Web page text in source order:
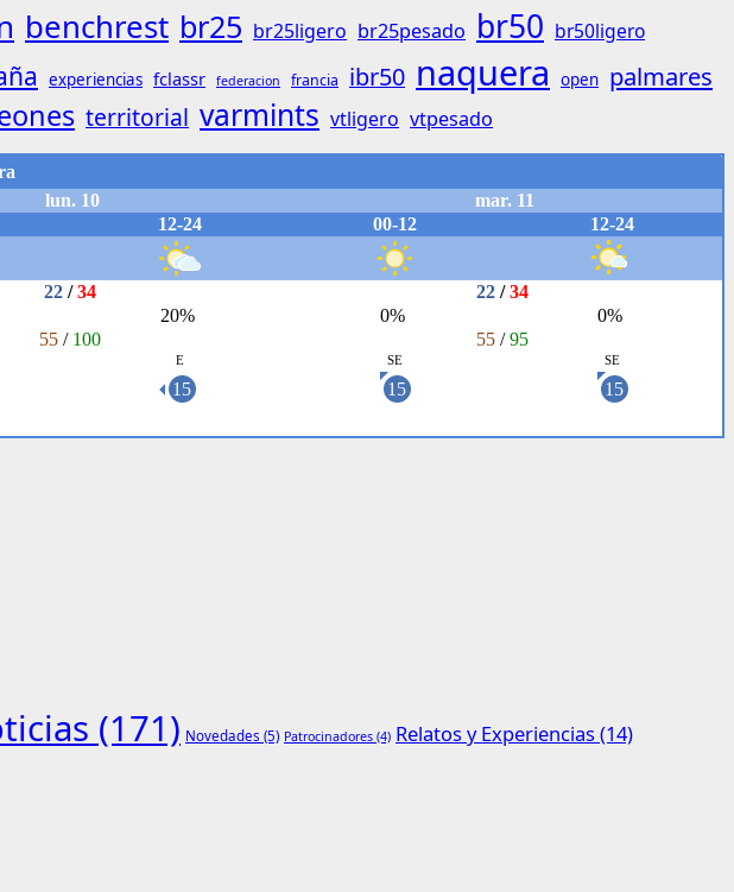
benchrest br25 br25ligero br25pesado br50 br50ligero
experiencias fclassr federacion francia ibr50 naquera open palmares
territorial varmints vtligero vtpesado
(171) Novedades (5) Patrocinadores (4) Relatos y Experiencias (14)